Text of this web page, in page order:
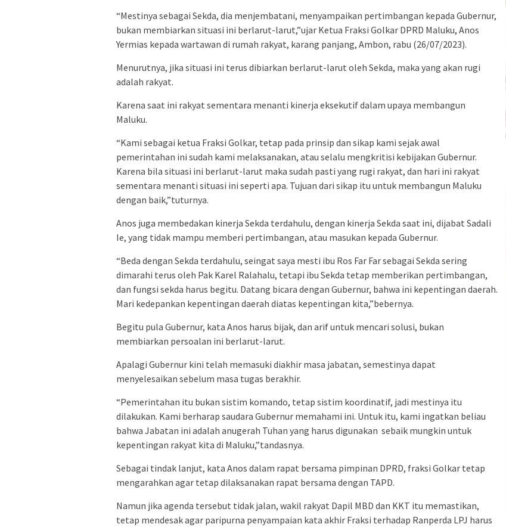
“Mestinya sebagai Sekda, dia menjembatani, menyampaikan pertimbangan kepada Gubernur,
bukan membiarkan situasi ini berlarut-larut,”ujar Ketua Fraksi Golkar DPRD Maluku, Anos
Yermias kepada wartawan di rumah rakyat, karang panjang, Ambon, rabu (26/07/2023).
Menurutnya, jika situasi ini terus dibiarkan berlarut-larut oleh Sekda, maka yang akan rugi
adalah rakyat.
Karena saat ini rakyat sementara menanti kinerja eksekutif dalam upaya membangun
Maluku.
“Kami sebagai ketua Fraksi Golkar, tetap pada prinsip dan sikap kami sejak awal
pemerintahan ini sudah kami melaksanakan, atau selalu mengkritisi kebijakan Gubernur.
Karena bila situasi ini berlarut-larut maka sudah pasti yang rugi rakyat, dan hari ini rakyat
sementara menanti situasi ini seperti apa. Tujuan dari sikap itu untuk membangun Maluku
dengan baik,”tuturnya.
Anos juga membedakan kinerja Sekda terdahulu, dengan kinerja Sekda saat ini, dijabat Sadali
Ie, yang tidak mampu memberi pertimbangan, atau masukan kepada Gubernur.
“Beda dengan Sekda terdahulu, seingat saya mesti ibu Ros Far Far sebagai Sekda sering
dimarahi terus oleh Pak Karel Ralahalu, tetapi ibu Sekda tetap memberikan pertimbangan,
dan fungsi sekda harus begitu. Datang bicara dengan Gubernur, bahwa ini kepentingan daerah.
Mari kedepankan kepentingan daerah diatas kepentingan kita,”bebernya.
Begitu pula Gubernur, kata Anos harus bijak, dan arif untuk mencari solusi, bukan
membiarkan persoalan ini berlarut-larut.
Apalagi Gubernur kini telah memasuki diakhir masa jabatan, semestinya dapat
menyelesaikan sebelum masa tugas berakhir.
“Pemerintahan itu bukan sistim komando, tetap sistim koordinatif, jadi mestinya itu
dilakukan. Kami berharap saudara Gubernur memahami ini. Untuk itu, kami ingatkan beliau
bahwa Jabatan ini adalah anugerah Tuhan yang harus digunakan sebaik mungkin untuk
kepentingan rakyat kita di Maluku,”tandasnya.
Sebagai tindak lanjut, kata Anos dalam rapat bersama pimpinan DPRD, fraksi Golkar tetap
mengarahkan agar tetap dilaksanakan rapat bersama dengan TAPD.
Namun jika agenda tersebut tidak jalan, wakil rakyat Dapil MBD dan KKT itu memastikan,
tetap mendesak agar paripurna penyampaian kata akhir Fraksi terhadap Ranperda LPJ harus